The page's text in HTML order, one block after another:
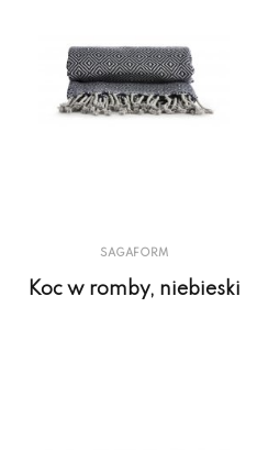
SAGAFORM
Koc w romby, niebieski